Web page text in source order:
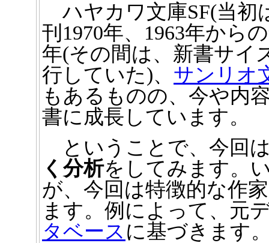
ハヤカワ文庫SF(当初
刊1970年、1963年から
年(その間は、新書サイ
行していた)、 サンリオ
もあるものの、今や内
書に成長しています。
ということで、今回
く分析をしてみます。
が、今回は特徴的な作
ます。例によって、元
タベース に基づきます